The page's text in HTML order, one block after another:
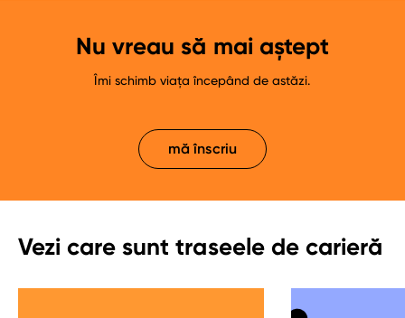
Nu vreau să mai aștept
Îmi schimb viața începând de astăzi.
mă înscriu
Vezi care sunt traseele de carieră